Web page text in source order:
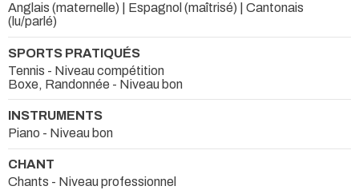
Anglais (maternelle) | Espagnol (maîtrisé) | Cantonais
(lu/parlé)
SPORTS PRATIQUÉS
Tennis - Niveau compétition
Boxe, Randonnée - Niveau bon
INSTRUMENTS
Piano - Niveau bon
CHANT
Chants - Niveau professionnel